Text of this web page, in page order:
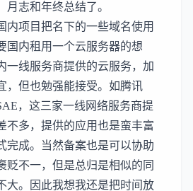
月志和年终总结了。
内项目把名下的一些域名使用
国内租用一个云服务器的想
一线服务商提供的云服务，加
，但也勉强能接受。如腾讯
，这三家一线网络服务商提
不多，提供的应用也是蛮丰富
完成。当然备案也是可以协助
贬不一，但是总归是相似的同
大。因此我想我还是把时间放